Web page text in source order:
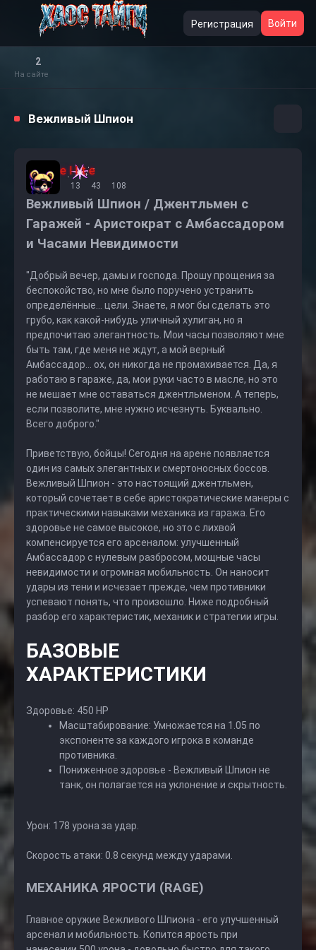
Регистрация Войти
2
На сайте
Вежливый Шпион
e l I t e
13 43 108
Вежливый Шпион / Джентльмен с
Гаражей - Аристократ с Амбассадором
и Часами Невидимости
"Добрый вечер, дамы и господа. Прошу прощения за
беспокойство, но мне было поручено устранить
определённые... цели. Знаете, я мог бы сделать это
грубо, как какой-нибудь уличный хулиган, но я
предпочитаю элегантность. Мои часы позволяют мне
быть там, где меня не ждут, а мой верный
Амбассадор... ох, он никогда не промахивается. Да, я
работаю в гараже, да, мои руки часто в масле, но это
не мешает мне оставаться джентльменом. А теперь,
если позволите, мне нужно исчезнуть. Буквально.
Всего доброго."
Приветствую, бойцы! Сегодня на арене появляется
один из самых элегантных и смертоносных боссов.
Вежливый Шпион - это настоящий джентльмен,
который сочетает в себе аристократические манеры с
практическими навыками механика из гаража. Его
здоровье не самое высокое, но это с лихвой
компенсируется его арсеналом: улучшенный
Амбассадор с нулевым разбросом, мощные часы
невидимости и огромная мобильность. Он наносит
удары из тени и исчезает прежде, чем противники
успевают понять, что произошло. Ниже подробный
разбор его характеристик, механик и стратегии игры.
БАЗОВЫЕ
ХАРАКТЕРИСТИКИ
Здоровье: 450 HP
Масштабирование: Умножается на 1.05 по
экспоненте за каждого игрока в команде
противника.
Пониженное здоровье - Вежливый Шпион не
танк, он полагается на уклонение и скрытность.
Урон: 178 урона за удар.
Скорость атаки: 0.8 секунд между ударами.
МЕХАНИКА ЯРОСТИ (RAGE)
Главное оружие Вежливого Шпиона - его улучшенный
арсенал и мобильность. Копится ярость при